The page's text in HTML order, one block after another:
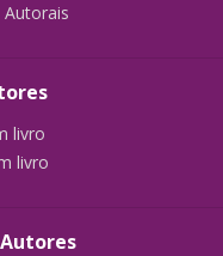
livro
livro